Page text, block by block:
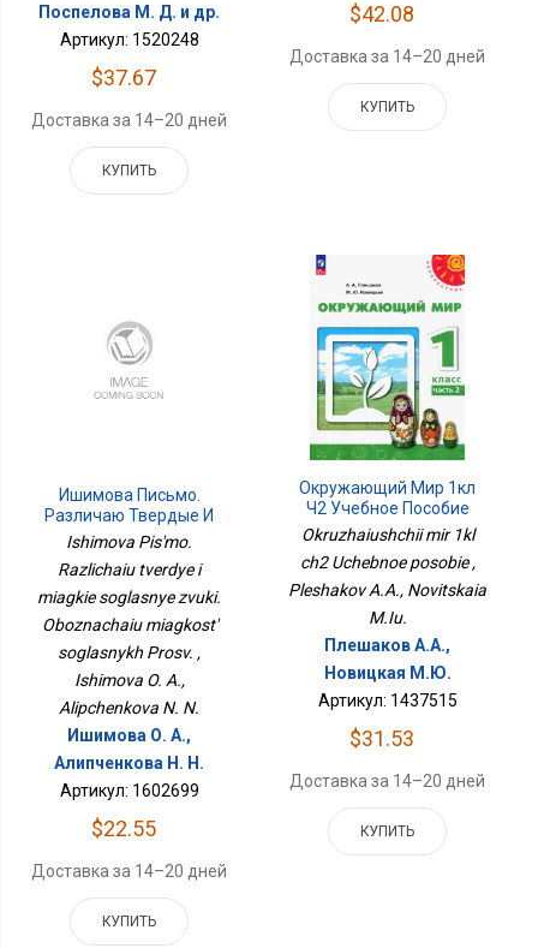
Поспелова М. Д. и др.
Артикул: 1520248
$37.67
Доставка за 14–20 дней
КУПИТЬ
$42.08
Доставка за 14–20 дней
КУПИТЬ
Ишимова Письмо.
Различаю Твердые И
Мягкие Согласные
Мягкость Согласных
Просв.
Ishimova Pis'mo.
Razlichaiu tverdye i
miagkie soglasnye zvuki.
Oboznachaiu miagkost'
soglasnykh Prosv. ,
Ishimova O. A.,
Alipchenkova N. N.
Ишимова О. А.,
Алипченкова Н. Н.
Артикул: 1602699
$22.55
Доставка за 14–20 дней
КУПИТЬ
Окружающий Мир 1кл
Ч2 Учебное Пособие
Okruzhaiushchii mir 1kl
ch2 Uchebnoe posobie ,
Pleshakov A.A., Novitskaia
M.Iu.
Плешаков А.А.,
Новицкая М.Ю.
Артикул: 1437515
$31.53
Доставка за 14–20 дней
КУПИТЬ